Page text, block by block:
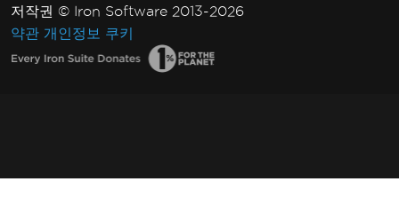
저작권 © Iron Software 2013-2026
약관 개인정보 쿠키